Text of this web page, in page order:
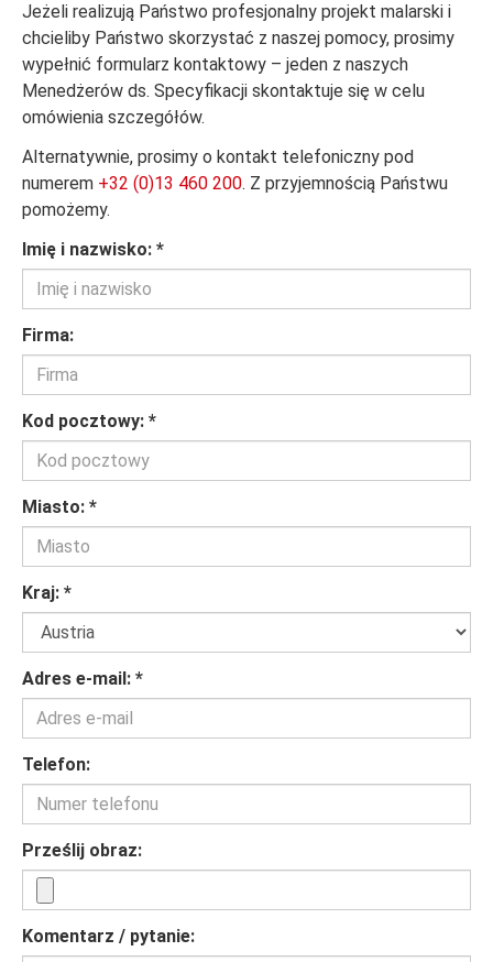
Jeżeli realizują Państwo profesjonalny projekt malarski i
chcieliby Państwo skorzystać z naszej pomocy, prosimy
wypełnić formularz kontaktowy – jeden z naszych
Menedżerów ds. Specyfikacji skontaktuje się w celu
omówienia szczegółów.
Alternatywnie, prosimy o kontakt telefoniczny pod
numerem +32 (0)13 460 200. Z przyjemnością Państwu
pomożemy.
Imię i nazwisko: *
Firma:
Kod pocztowy: *
Miasto: *
Kraj: *
Adres e-mail: *
Telefon:
Prześlij obraz:
Komentarz / pytanie: